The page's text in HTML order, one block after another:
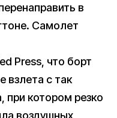
в
Самолет
Press, что борт
взлета с так
при котором резко